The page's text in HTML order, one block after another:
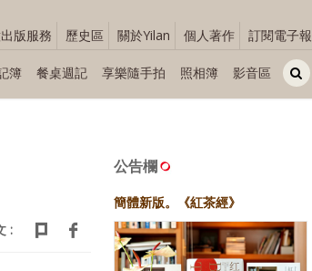
版服務 歷史區 關於Yilan 個人著作 訂閱電子報
簿 餐桌週記 享樂隨手拍 照相簿 影音區
:
公告欄
簡體新版。《紅茶經》